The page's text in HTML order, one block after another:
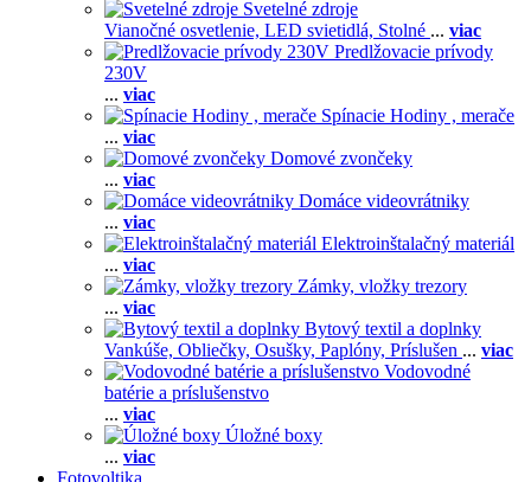
Svetelné zdroje
Vianočné osvetlenie, LED svietidlá, Stolné ... viac
Predlžovacie prívody
230V
... viac
Spínacie Hodiny , merače
... viac
Domové zvončeky
... viac
Domáce videovrátniky
... viac
Elektroinštalačný materiál
... viac
Zámky, vložky trezory
... viac
Bytový textil a doplnky
Vankúše, Obliečky, Osušky, Paplóny, Príslušen ... viac
Vodovodné
batérie a príslušenstvo
... viac
Úložné boxy
... viac
Fotovoltika